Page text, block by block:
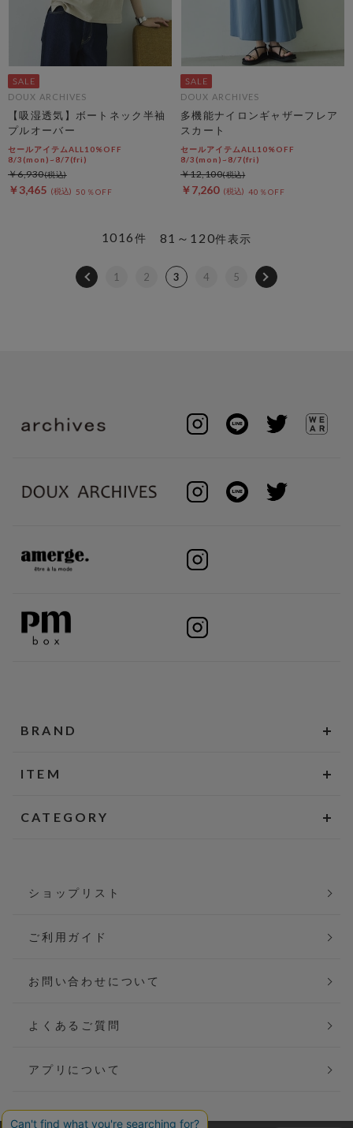
DOUX ARCHIVES
【吸湿透気】ボートネック半袖
プルオーバー
セールアイテムALL10%OFF
8/3(mon)~8/7(fri)
￥3,465 50％OFF
￥6,930
DOUX ARCHIVES
多機能ナイロンギャザーフレア
スカート
セールアイテムALL10%OFF
8/3(mon)~8/7(fri)
￥7,260 40％OFF
￥12,100
81～120件表示
1016件
1 2 3 4 5
BRAND
ITEM
CATEGORY
ショップリスト
ご利用ガイド
お問い合わせについて
よくあるご質問
アプリについて